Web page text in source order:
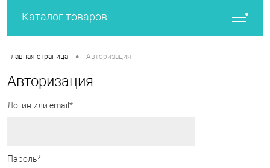
Каталог товаров
Главная страница • Авторизация
Авторизация
Логин или email*
Пароль*